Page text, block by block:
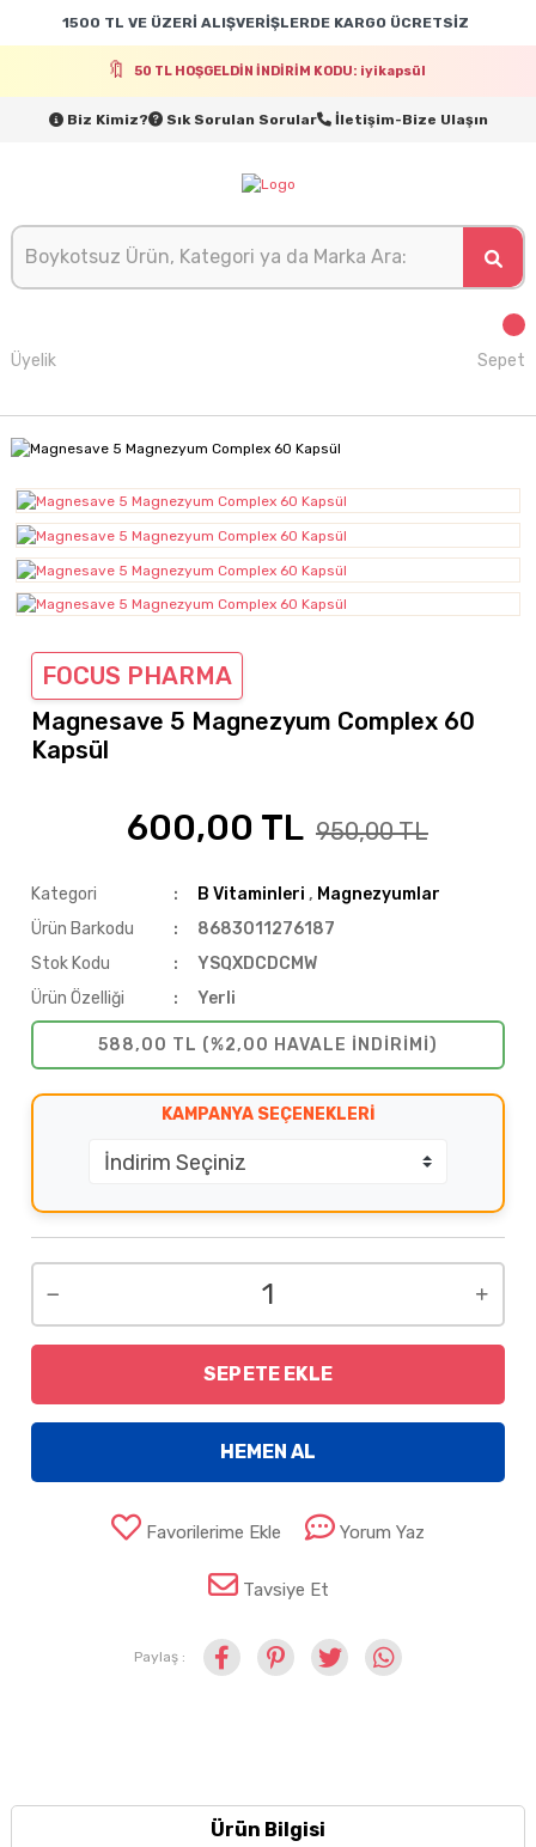
1500 TL VE ÜZERİ ALIŞVERİŞLERDE KARGO ÜCRETSİZ
50 TL HOŞGELDİN İNDİRİM KODU: iyikapsül
Biz Kimiz? Sık Sorulan Sorular İletişim-Bize Ulaşın
Üyelik Sepet
FOCUS PHARMA
Magnesave 5 Magnezyum Complex 60
Kapsül
600,00 TL 950,00 TL
Kategori B Vitaminleri , Magnezyumlar
Ürün Barkodu
8683011276187
Stok Kodu
YSQXDCDCMW
Ürün Özelliği
Yerli
588,00 TL (%2,00 HAVALE INDIRIMI)
KAMPANYA SEÇENEKLERI
SEPETE EKLE
HEMEN AL
Favorilerime Ekle Yorum Yaz
Tavsiye Et
Paylaş :
Ürün Bilgisi